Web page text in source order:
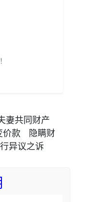
妻共同财产
价款
隐瞒财
异议之诉